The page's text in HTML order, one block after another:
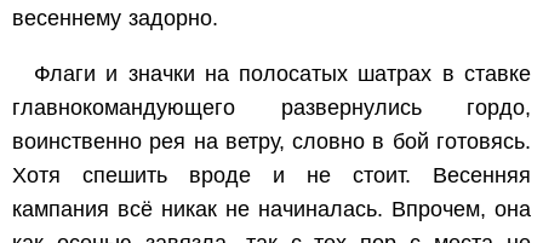
весеннему задорно.
Флаги и значки на полосатых шатрах в ставке
главнокомандующего развернулись гордо,
воинственно рея на ветру, словно в бой готовясь.
Хотя спешить вроде и не стоит. Весенняя
кампания всё никак не начиналась. Впрочем, она